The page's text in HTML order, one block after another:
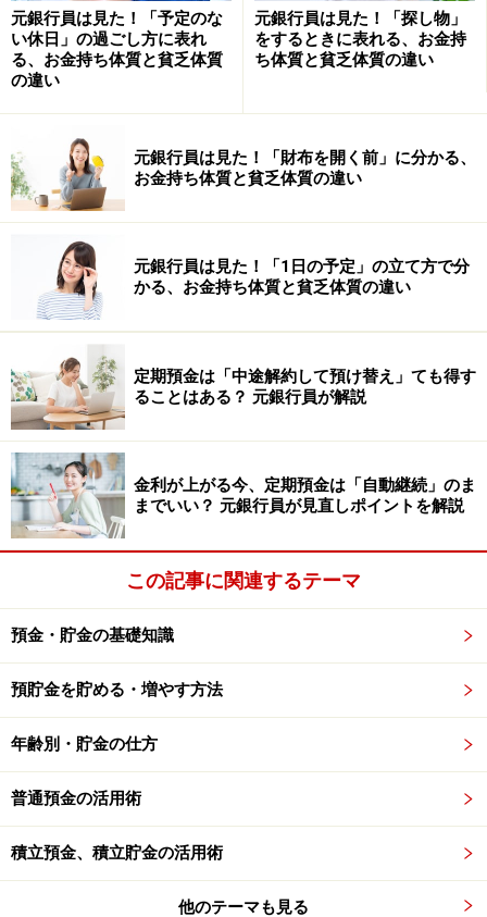
数以上を占めました。
さらに「100万円以上300万円未満」（24.6％）を含める
と、定期預金の預入額が300万円未満の人は全体の8割を
占めており、まとまった額を預けるというよりは、ごく
少額から定期預金を活用している人が多いことが分かり
ます。
今回のアンケートでは投資などのリスク資産については
尋ねていませんが、投資に回さない「守りのお金」をど
う増やしていくかは多くの人にとって共通の課題と言え
るでしょう。
もし、普通預金に「当面使う予定のないお金」が眠って
いるならば、今の金利水準を機に、定期預金の活用を検
討してみるのも一つの手です。
もちろん、無理に全額を移す必要はありません。まずは
少額からでも、納得できる「お金の置き場所」を整える
ことが、賢い資産防衛の一歩となるはずです。
＜調査概要＞
お金に関するアンケート（定期預金や国債など）
調査実施日：2025年12月26日～27日
調査対象：全国10～70代の男女500人
元銀行員は見た！「予定のな
い休日」の過ごし方に表れ
る、お金持ち体質と貧乏体質
の違い
元銀行員は見た！「探し物」
をするときに表れる、お金持
ち体質と貧乏体質の違い
元銀行員は見た！「財布を開く前」に分かる、
お金持ち体質と貧乏体質の違い
元銀行員は見た！「1日の予定」の立て方で分
かる、お金持ち体質と貧乏体質の違い
定期預金は「中途解約して預け替え」ても得す
ることはある？ 元銀行員が解説
金利が上がる今、定期預金は「自動継続」のま
までいい？ 元銀行員が見直しポイントを解説
この記事に関連するテーマ
預金・貯金の基礎知識
預貯金を貯める・増やす方法
年齢別・貯金の仕方
普通預金の活用術
積立預金、積立貯金の活用術
他のテーマも見る